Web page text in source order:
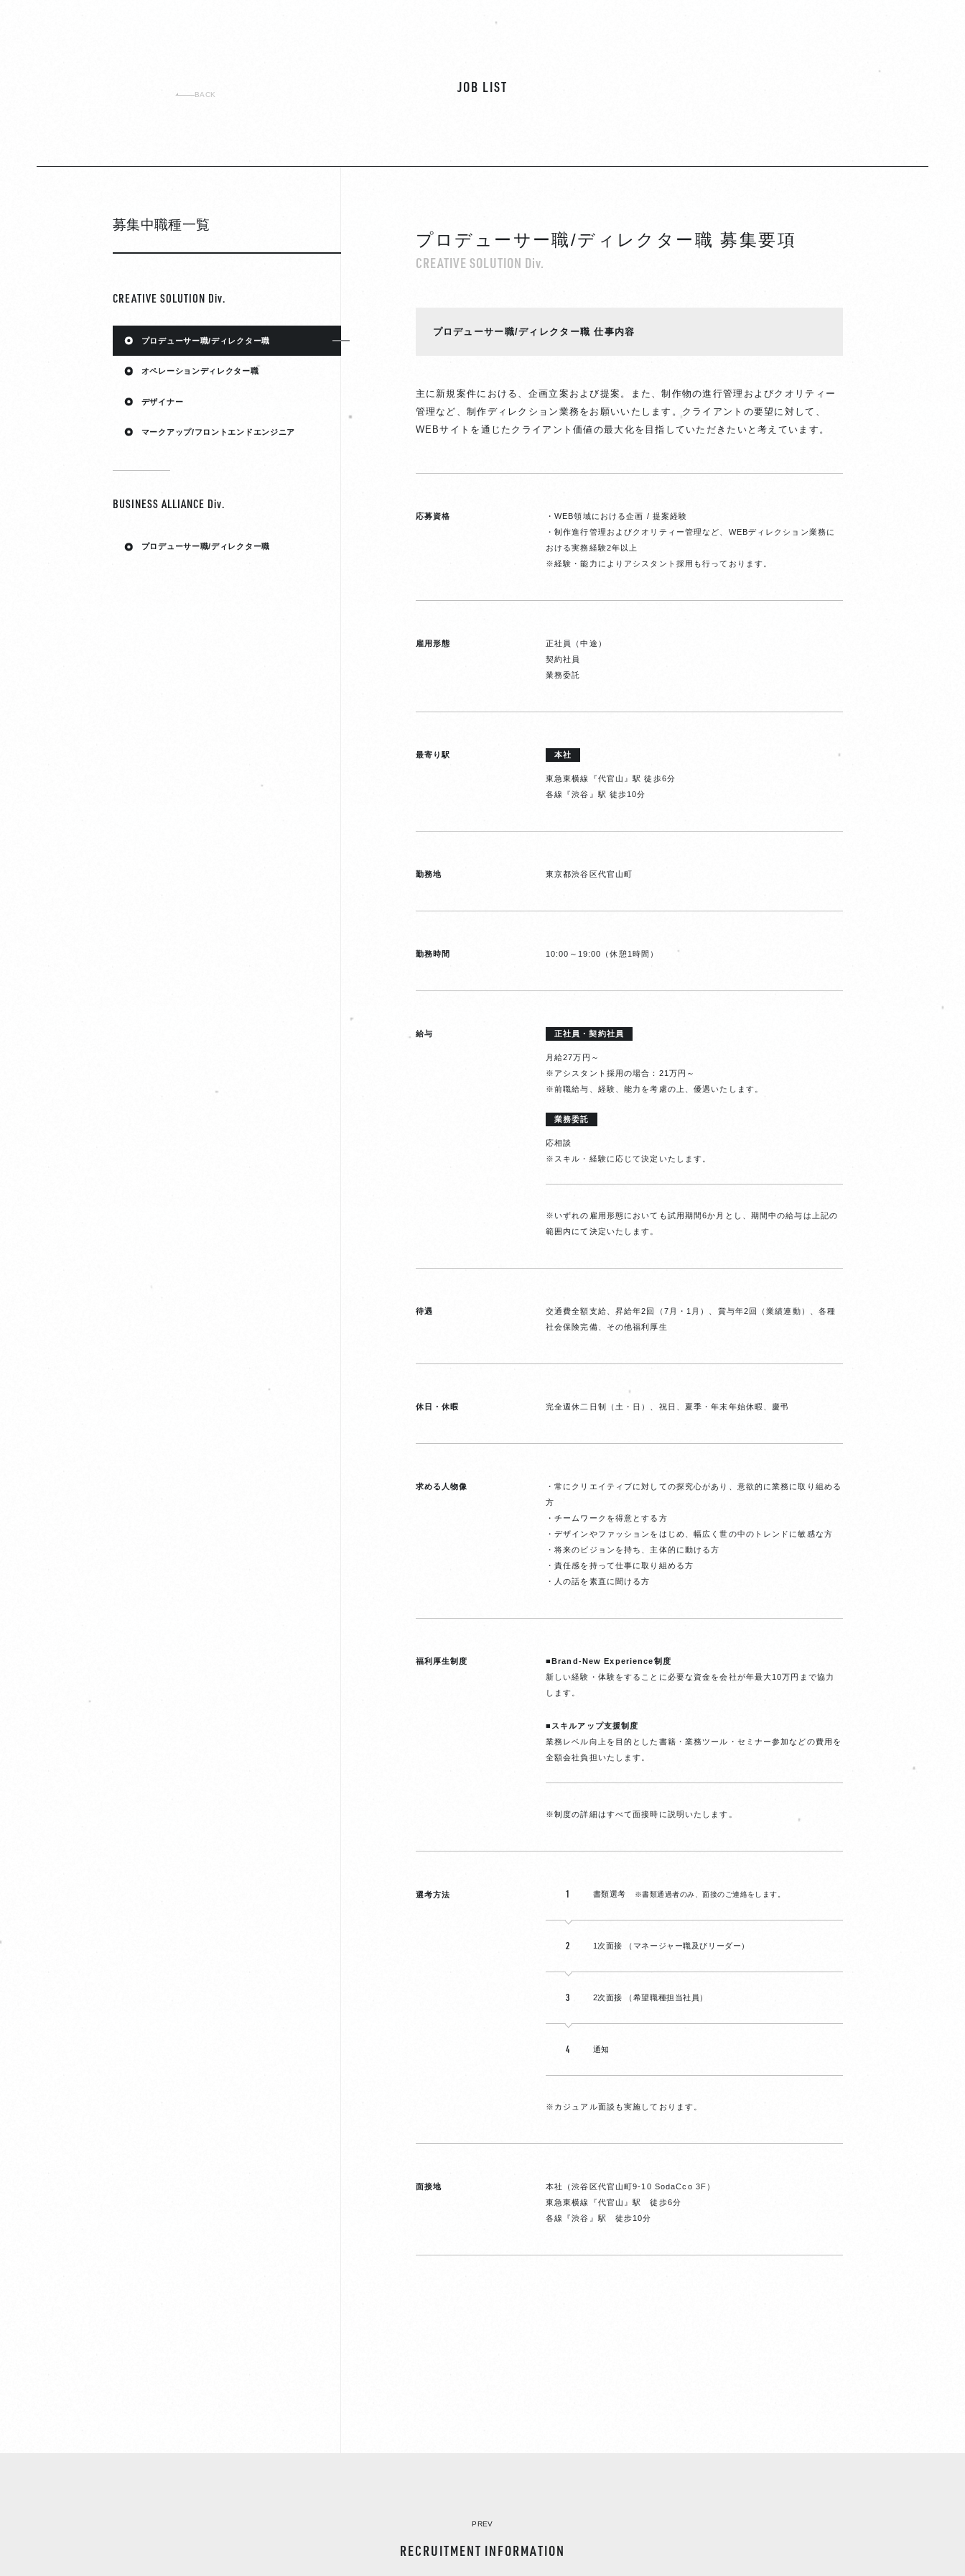
BACK JOB LIST
プロデューサー職/ディレクター職募集要項
CREATIVE SOLUTION Div.
プロデューサー職/ディレクター職仕事内容
主に新規案件における、企画立案および提案。また、制作物の進行管理およびクオリティー
管理など、制作ディレクション業務をお願いいたします。クライアントの要望に対して、
WEBサイトを通じたクライアント価値の最大化を目指していただきたいと考えています。
応募資格
・WEB領域における企画 / 提案経験
・制作進行管理およびクオリティー管理など、WEBディレクション業務に
おける実務経験2年以上
※経験・能力によりアシスタント採用も行っております。
雇用形態
正社員（中途）
契約社員
業務委託
最寄り駅 本社
東急東横線『代官山』駅 徒歩6分
各線『渋谷』駅 徒歩10分
勤務地 東京都渋谷区代官山町
勤務時間 10:00～19:00（休憩1時間）
給与 正社員・契約社員
月給27万円～
※アシスタント採用の場合：21万円～
※前職給与、経験、能力を考慮の上、優遇いたします。
業務委託
応相談
※スキル・経験に応じて決定いたします。
※いずれの雇用形態においても試用期間6か月とし、期間中の給与は上記の
範囲内にて決定いたします。
待遇
交通費全額支給、昇給年2回（7月・1月）、賞与年2回（業績連動）、各種
社会保険完備、その他福利厚生
休日・休暇 完全週休二日制（土・日）、祝日、夏季・年末年始休暇、慶弔
求める人物像
・常にクリエイティブに対しての探究心があり、意欲的に業務に取り組める
方
・チームワークを得意とする方
・デザインやファッションをはじめ、幅広く世の中のトレンドに敏感な方
・将来のビジョンを持ち、主体的に動ける方
・責任感を持って仕事に取り組める方
・人の話を素直に聞ける方
福利厚生制度
■Brand-New Experience制度
新しい経験・体験をすることに必要な資金を会社が年最大10万円まで協力
します。
■スキルアップ支援制度
業務レベル向上を目的とした書籍・業務ツール・セミナー参加などの費用を
全額会社負担いたします。
※制度の詳細はすべて面接時に説明いたします。
選考方法 1 書類選考 ※書類通過者のみ、面接のご連絡をします。
2 1次面接 （マネージャー職及びリーダー）
3 2次面接 （希望職種担当社員）
4 通知
※カジュアル面談も実施しております。
面接地
本社（渋谷区代官山町9-10 SodaCco 3F）
東急東横線『代官山』駅 徒歩6分
各線『渋谷』駅 徒歩10分
募集中職種一覧
CREATIVE SOLUTION Div.
プロデューサー職/ディレクター職
オペレーションディレクター職
デザイナー
マークアップ/フロントエンドエンジニア
BUSINESS ALLIANCE Div.
プロデューサー職/ディレクター職
PREV
RECRUITMENT INFORMATION
PANORAMA